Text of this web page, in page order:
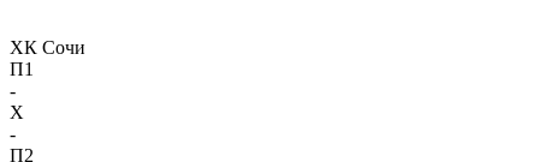
ХК Сочи
П1
-
X
-
П2